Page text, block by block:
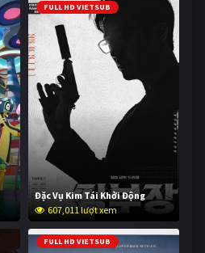
FULL HD VIETSUB
Đặc Vụ Kim Tái Khởi Động
607,011 lượt xem
FULL HD VIETSUB